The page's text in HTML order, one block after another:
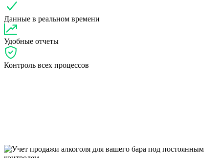
Данные в реальном времени
Удобные отчеты
Контроль всех процессов